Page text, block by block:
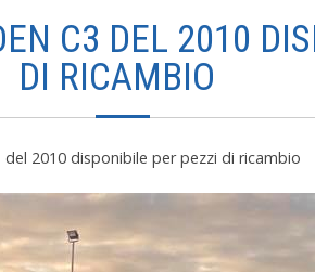
C3 DEL 2010
DI RICAMBIO
del 2010 disponibile per pezzi di ricambio